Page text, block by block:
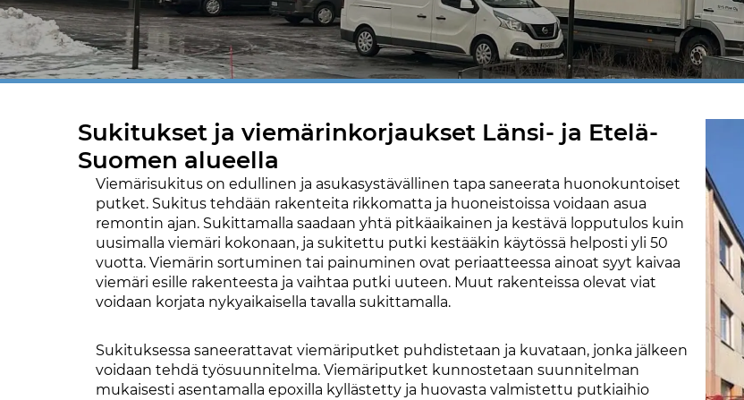
Sukitukset ja viemärinkorjaukset Länsi- ja Etelä-
Suomen alueella
Viemärisukitus on edullinen ja asukasystävällinen tapa saneerata huonokuntoiset
putket. Sukitus tehdään rakenteita rikkomatta ja huoneistoissa voidaan asua
remontin ajan. Sukittamalla saadaan yhtä pitkäaikainen ja kestävä lopputulos kuin
uusimalla viemäri kokonaan, ja sukitettu putki kestääkin käytössä helposti yli 50
vuotta. Viemärin sortuminen tai painuminen ovat periaatteessa ainoat syyt kaivaa
viemäri esille rakenteesta ja vaihtaa putki uuteen. Muut rakenteissa olevat viat
voidaan korjata nykyaikaisella tavalla sukittamalla.
Sukituksessa saneerattavat viemäriputket puhdistetaan ja kuvataan, jonka jälkeen
voidaan tehdä työsuunnitelma. Viemäriputket kunnostetaan suunnitelman
mukaisesti asentamalla epoxilla kyllästetty ja huovasta valmistettu putkiaihio